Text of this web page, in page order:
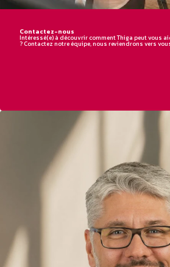
Contactez-nous
Intéressé(e) à découvrir comment Thiga peut vous
? Contactez notre équipe, nous reviendrons vers